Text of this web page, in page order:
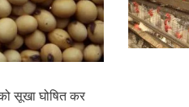
सूखा घोषित कर